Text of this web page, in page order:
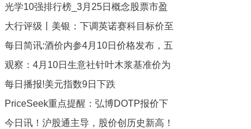
交额榜单出炉！
光学10强排行榜_3月25日概念股票市盈
率排名-焦点关注
大行评级丨美银：下调英诺赛科目标价至
92港元，重申“买入”评级
每日简讯:酒价内参4月10日价格发布，五
粮液普五八代下跌4元
观察：4月10日生意社针叶木浆基准价为
5116.67元/吨
每日播报!美元指数9日下跌
PriceSeek重点提醒：弘博DOTP报价下
跌200元_今日热门
今日讯！沪股通主导，股价创历史新高！